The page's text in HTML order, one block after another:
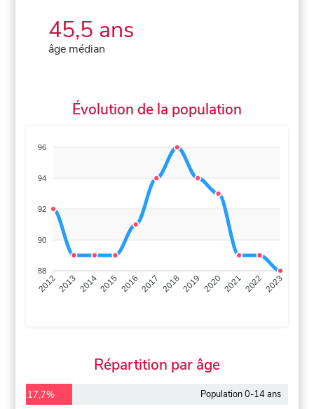
45,5 ans
âge médian
Évolution de la population
96
94
92
90
88
20122013 20142015 20162017 20182019 20202021 2022 2023
Répartition par âge
17,7% Population 0-14 ans